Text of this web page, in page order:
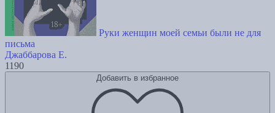
Руки женщин моей семьи были не для
письма
Джаббарова Е.
1190
Добавить в избранное